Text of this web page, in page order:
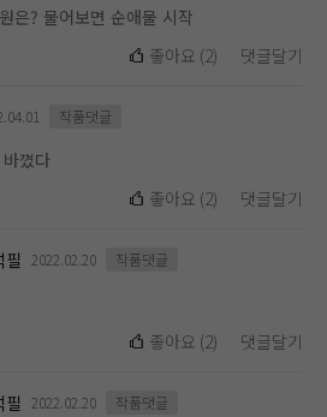
은? 물어보면 순애물 시작
좋아요 (2) 댓글달기
작품댓글
꼈다
좋아요 (2) 댓글달기
필 2022.02.20 작품댓글
좋아요 (2) 댓글달기
필 2022.02.20 작품댓글